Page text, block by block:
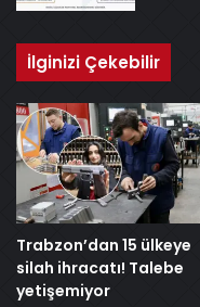
İlginizi Çekebilir
Trabzon’dan 15 ülkeye
silah ihracatı! Talebe
yetişemiyor